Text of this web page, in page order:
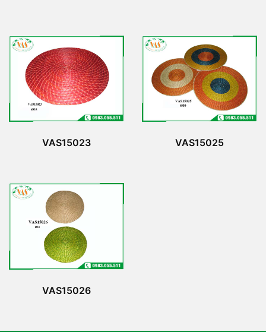
VAS15023 VAS15025
VAS15026